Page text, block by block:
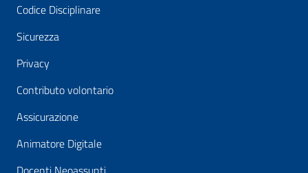
Codice Disciplinare
Sicurezza
Privacy
Contributo volontario
Assicurazione
Animatore Digitale